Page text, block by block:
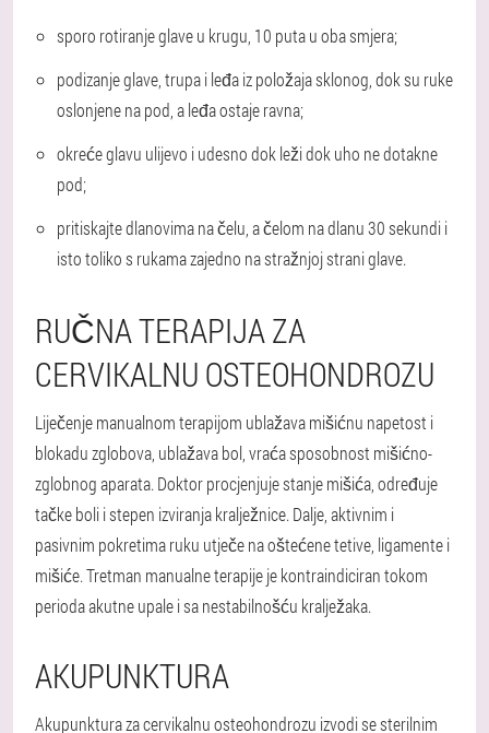
sporo rotiranje glave u krugu, 10 puta u oba smjera;
podizanje glave, trupa i leđa iz položaja sklonog, dok su ruke
oslonjene na pod, a leđa ostaje ravna;
okreće glavu ulijevo i udesno dok leži dok uho ne dotakne
pod;
pritiskajte dlanovima na čelu, a čelom na dlanu 30 sekundi i
isto toliko s rukama zajedno na stražnjoj strani glave.
RUČNA TERAPIJA ZA
CERVIKALNU OSTEOHONDROZU
Liječenje manualnom terapijom ublažava mišićnu napetost i
blokadu zglobova, ublažava bol, vraća sposobnost mišićno-
zglobnog aparata. Doktor procjenjuje stanje mišića, određuje
tačke boli i stepen izviranja kralježnice. Dalje, aktivnim i
pasivnim pokretima ruku utječe na oštećene tetive, ligamente i
mišiće. Tretman manualne terapije je kontraindiciran tokom
perioda akutne upale i sa nestabilnošću kralježaka.
AKUPUNKTURA
Akupunktura za cervikalnu osteohondrozu izvodi se sterilnim